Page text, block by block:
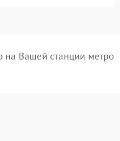
на Вашей станции метро